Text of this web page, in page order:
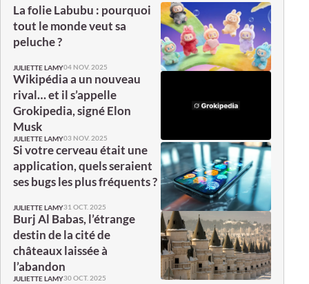
La folie Labubu : pourquoi
tout le monde veut sa
peluche ?
JULIETTE LAMY04 NOV. 2025
Wikipédia a un nouveau
rival… et il s’appelle
Grokipedia, signé Elon
Musk
JULIETTE LAMY03 NOV. 2025
Si votre cerveau était une
application, quels seraient
ses bugs les plus fréquents ?
JULIETTE LAMY31 OCT. 2025
Burj Al Babas, l’étrange
destin de la cité de
châteaux laissée à
l’abandon
JULIETTE LAMY30 OCT. 2025